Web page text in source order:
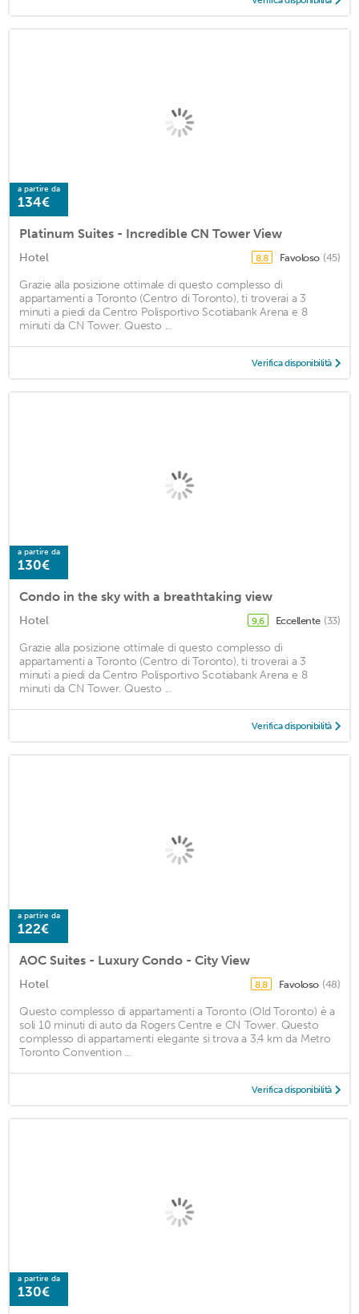
a partire da
134€
Platinum Suites - Incredible CN Tower View
Hotel 8,8 Favoloso (45)
Grazie alla posizione ottimale di questo complesso di
appartamenti a Toronto (Centro di Toronto), ti troverai a 3
minuti a piedi da Centro Polisportivo Scotiabank Arena e 8
minuti da CN Tower. Questo ...
Verifica disponibilità
a partire da
130€
Condo in the sky with a breathtaking view
Hotel 9,6 Eccellente (33)
Grazie alla posizione ottimale di questo complesso di
appartamenti a Toronto (Centro di Toronto), ti troverai a 3
minuti a piedi da Centro Polisportivo Scotiabank Arena e 8
minuti da CN Tower. Questo ...
Verifica disponibilità
a partire da
122€
AOC Suites - Luxury Condo - City View
Hotel 8,8 Favoloso (48)
Questo complesso di appartamenti a Toronto (Old Toronto) è a
soli 10 minuti di auto da Rogers Centre e CN Tower. Questo
complesso di appartamenti elegante si trova a 3,4 km da Metro
Toronto Convention ...
Verifica disponibilità
a partire da
130€